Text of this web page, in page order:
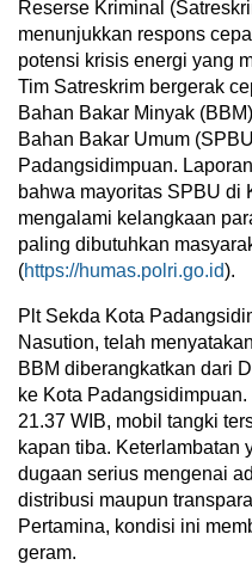
Reserse Kriminal
menunjukkan respons
potensi krisis energi yang
Tim Satreskrim bergerak
Bahan Bakar Minyak
Bahan Bakar Umum
Padangsidimpuan.
bahwa mayoritas SPBU di
mengalami kelangkaan
paling dibutuhkan
(https://humas.polri.go.id).
Plt Sekda Kota
Nasution, telah
BBM diberangkatkan dari
ke Kota
21.37 WIB, mobil tangki
kapan tiba. Keterlambatan
dugaan serius mengenai
distribusi maupun
Pertamina, kondisi ini
geram.